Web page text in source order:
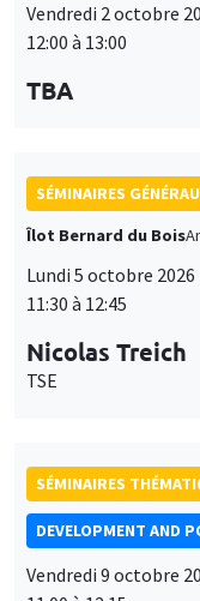
TBA
Îlot Bernard du Bois
Lundi 5 octobre 2026
11:30 à 12:45
Nicolas Treich
TSE
DEVELOPMENT AND
Vendredi 9 octobre
11:00 à 12:15